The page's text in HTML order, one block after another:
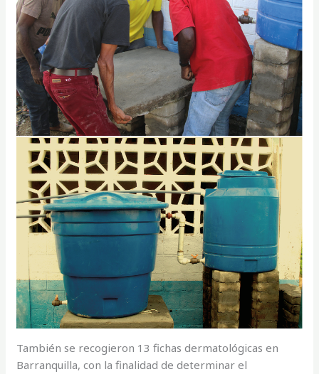
También se recogieron 13 fichas dermatológicas en
Barranquilla, con la finalidad de determinar el